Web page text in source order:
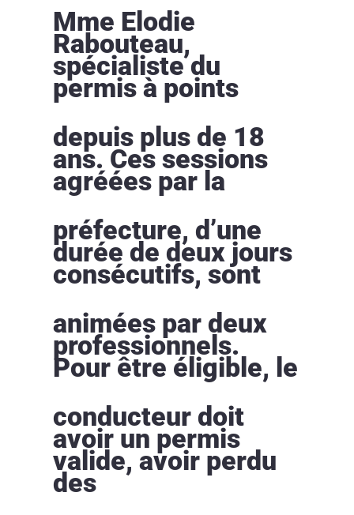
Mme Elodie
Rabouteau,
spécialiste du
permis à points
depuis plus de 18
ans. Ces sessions
agréées par la
préfecture, d’une
durée de deux jours
consécutifs, sont
animées par deux
professionnels.
Pour être éligible, le
conducteur doit
avoir un permis
valide, avoir perdu
des